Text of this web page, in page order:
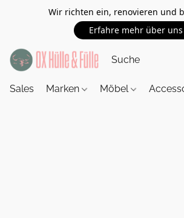
Wir richten ein, renovieren und
Erfahre mehr über uns
Sales Marken Möbel